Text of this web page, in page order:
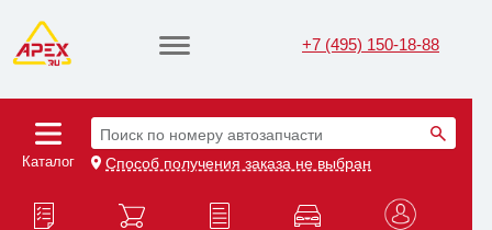
+7 (495) 150-18-88
Каталог
Поиск по номеру автозапчасти
Способ получения заказа не выбран